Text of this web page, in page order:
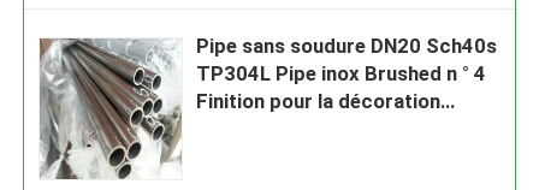
Pipe sans soudure DN20 Sch40s
TP304L Pipe inox Brushed n ° 4
Finition pour la décoration